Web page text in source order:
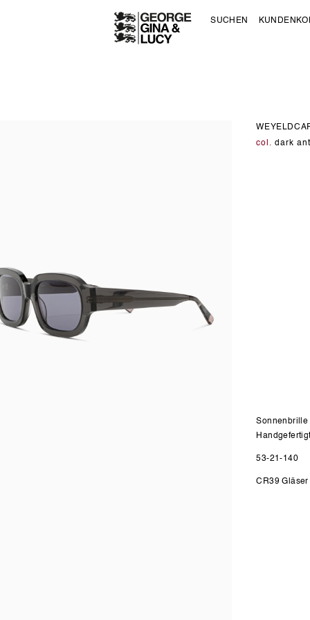
SUCHEN
col. dark
Sonnenbrille
53-21-140
CR39